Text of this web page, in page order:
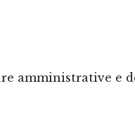
amministrative e